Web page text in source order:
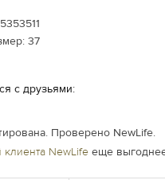
5353511
37
с друзьями:
Проверено NewLife.
клиента NewLifeеще